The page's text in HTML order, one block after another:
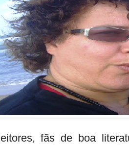
fãs de boa